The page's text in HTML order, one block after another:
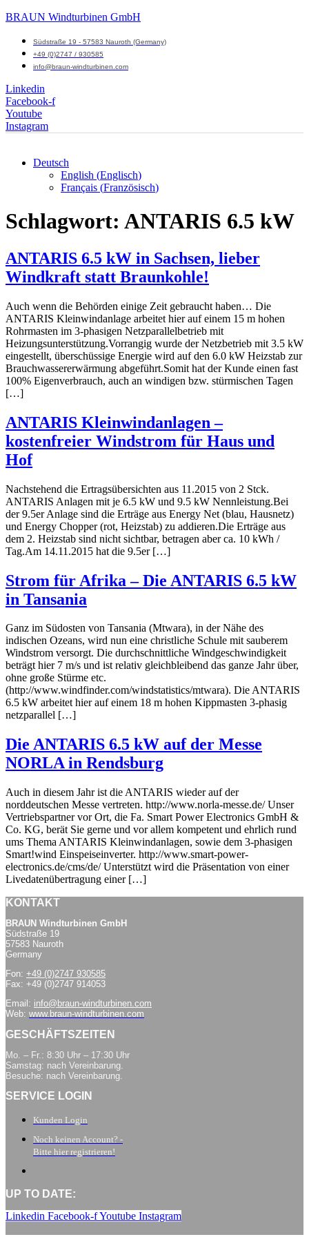
BRAUN Windturbinen GmbH
Südstraße 19 - 57583 Nauroth (Germany)
+49 (0)2747 / 930585
info@braun-windturbinen.com
Linkedin
Facebook-f
Youtube
Instagram
Deutsch
English (Englisch)
Français (Französisch)
Schlagwort: ANTARIS 6.5 kW
ANTARIS 6.5 kW in Sachsen, lieber
Windkraft statt Braunkohle!
Auch wenn die Behörden einige Zeit gebraucht haben… Die
ANTARIS Kleinwindanlage arbeitet hier auf einem 15 m hohen
Rohrmasten im 3-phasigen Netzparallelbetrieb mit
Heizungsunterstützung.Vorrangig wurde der Netzbetrieb mit 3.5 kW
eingestellt, überschüssige Energie wird auf den 6.0 kW Heizstab zur
Brauchwassererwärmung abgeführt.Somit hat der Kunde einen fast
100% Eigenverbrauch, auch an windigen bzw. stürmischen Tagen
[…]
ANTARIS Kleinwindanlagen –
kostenfreier Windstrom für Haus und
Hof
Nachstehend die Ertragsübersichten aus 11.2015 von 2 Stck.
ANTARIS Anlagen mit je 6.5 kW und 9.5 kW Nennleistung.Bei
der 9.5er Anlage sind die Erträge aus Energy Net (blau, Hausnetz)
und Energy Chopper (rot, Heizstab) zu addieren.Die Erträge aus
dem 2. Heizstab sind nicht sichtbar, betragen aber ca. 10 kWh /
Tag.Am 14.11.2015 hat die 9.5er […]
Strom für Afrika – Die ANTARIS 6.5 kW
in Tansania
Ganz im Südosten von Tansania (Mtwara), in der Nähe des
indischen Ozeans, wird nun eine christliche Schule mit sauberem
Windstrom versorgt. Die durchschnittliche Windgeschwindigkeit
beträgt hier 7 m/s und ist relativ gleichbleibend das ganze Jahr über,
ohne große Stürme etc.
(http://www.windfinder.com/windstatistics/mtwara). Die ANTARIS
6.5 kW arbeitet hier auf einem 18 m hohen Kippmasten 3-phasig
netzparallel […]
Die ANTARIS 6.5 kW auf der Messe
NORLA in Rendsburg
Auch in diesem Jahr ist die ANTARIS wieder auf der
norddeutschen Messe vertreten. http://www.norla-messe.de/ Unser
Vertriebspartner vor Ort, die Fa. Smart Power Electronics GmbH &
Co. KG, berät Sie gerne und vor allem kompetent und ehrlich rund
ums Thema ANTARIS Kleinwindanlagen, sowie dem 3-phasigen
Smart!wind Einspeiseinverter. http://www.smart-power-
electronics.de/cms/de/ Unterstützt wird die Präsentation von einer
Livedatenübertragung einer […]
KONTAKT
BRAUN Windturbinen GmbH
Südstraße 19
57583 Nauroth
Germany
Fon: +49 (0)2747 930585
Fax: +49 (0)2747 914053
Email: info@braun-windturbinen.com
Web: www.braun-windturbinen.com
GESCHÄFTSZEITEN
Mo. – Fr.: 8:30 Uhr – 17:30 Uhr
Samstag: nach Vereinbarung.
Besuche: nach Vereinbarung.
SERVICE LOGIN
Kunden Login
Noch keinen Account? -
Bitte hier registrieren!
UP TO DATE:
Linkedin Facebook-fYoutube Instagram